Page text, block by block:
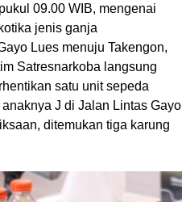
09.00 WIB, mengenai
jenis ganja
Lues menuju Takengon,
Satresnarkoba langsung
satu unit sepeda
J di Jalan Lintas Gayo
ditemukan tiga karung